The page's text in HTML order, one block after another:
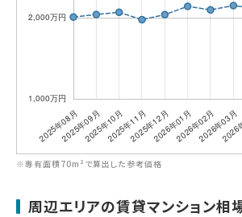
※専有面積70m²で算出した参考価格
周辺エリアの賃貸マンション相